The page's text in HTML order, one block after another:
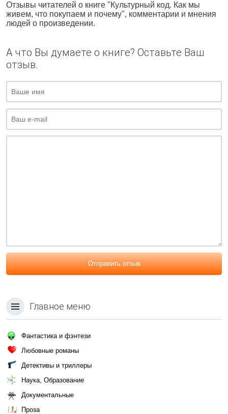
Отзывы читателей о книге "Культурный код. Как мы
живем, что покупаем и почему", комментарии и мнения
людей о произведении.
А что Вы думаете о книге? Оставьте Ваш
отзыв.
Отправить отзыв
Главное меню
Фантастика и фэнтези
Любовные романы
Детективы и триллеры
Наука, Образование
Документальные
Проза